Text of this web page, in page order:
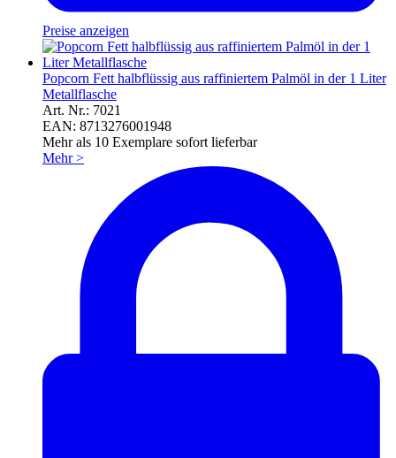
Preise anzeigen
Popcorn Fett halbflüssig aus raffiniertem Palmöl in der 1 Liter
Metallflasche
Art. Nr.: 7021
EAN: 8713276001948
Mehr als 10 Exemplare sofort lieferbar
Mehr>